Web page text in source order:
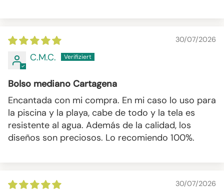
30/07/2026
C.M.C.
Bolso mediano Cartagena
Encantada con mi compra. En mi caso lo uso para
la piscina y la playa, cabe de todo y la tela es
resistente al agua. Además de la calidad, los
diseños son preciosos. Lo recomiendo 100%.
30/07/2026